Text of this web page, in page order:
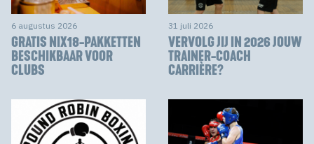
6 augustus 2026
GRATIS NIX18-PAKKETTEN
BESCHIKBAAR VOOR
CLUBS
31 juli 2026
VERVOLG JIJ IN 2026 JOUW
TRAINER-COACH
CARRIÈRE?